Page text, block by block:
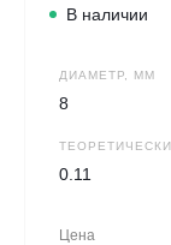
В наличии
ДИАМЕТР, ММ
8
0.11
Цена